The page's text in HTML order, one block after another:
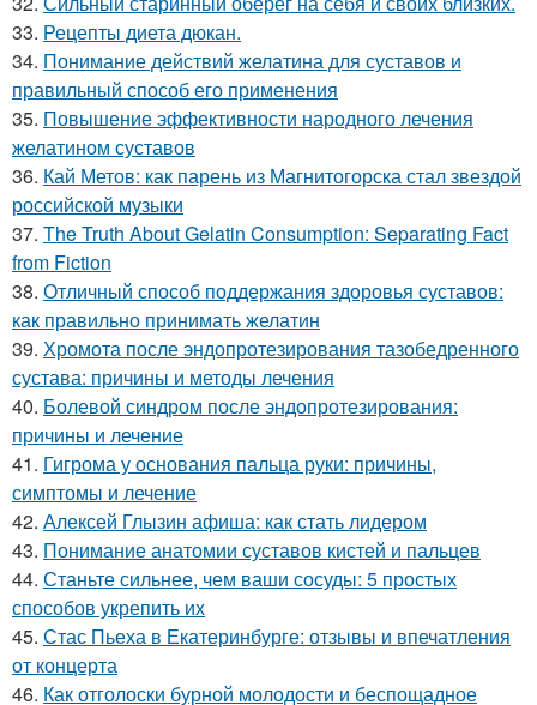
33. Рецепты диета дюкан.
34. Понимание действий желатина для суставов и
правильный способ его применения
35. Повышение эффективности народного лечения
желатином суставов
36. Кай Метов: как парень из Магнитогорска стал звездой
российской музыки
37. The Truth About Gelatin Consumption: Separating Fact
from Fiction
38. Отличный способ поддержания здоровья суставов:
как правильно принимать желатин
39. Хромота после эндопротезирования тазобедренного
сустава: причины и методы лечения
40. Болевой синдром после эндопротезирования:
причины и лечение
41. Гигрома у основания пальца руки: причины,
симптомы и лечение
42. Алексей Глызин афиша: как стать лидером
43. Понимание анатомии суставов кистей и пальцев
44. Станьте сильнее, чем ваши сосуды: 5 простых
способов укрепить их
45. Стас Пьеха в Екатеринбурге: отзывы и впечатления
от концерта
46. Как отголоски бурной молодости и беспощадное